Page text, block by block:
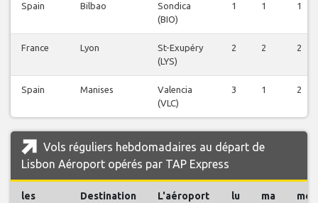
Spain Bilbao
Sondica
(BIO)
1 1 1
France Lyon
St-Exupéry
(LYS)
2 2 2
Spain Manises
Valencia
(VLC)
3 1 2
Vols réguliers hebdomadaires au départ de
Lisbon Aéroport opérés par TAP Express
les
Destination L'aéroport lu ma me